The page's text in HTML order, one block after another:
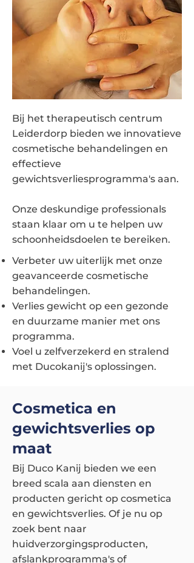
Bij het therapeutisch centrum
Leiderdorp bieden we innovatieve
cosmetische behandelingen en
effectieve
gewichtsverliesprogramma's aan.
Onze deskundige professionals
staan klaar om u te helpen uw
schoonheidsdoelen te bereiken.
Verbeter uw uiterlijk met onze
geavanceerde cosmetische
behandelingen.
Verlies gewicht op een gezonde
en duurzame manier met ons
programma.
Voel u zelfverzekerd en stralend
met Ducokanij's oplossingen.
Cosmetica en
gewichtsverlies op
maat
Bij Duco Kanij bieden we een
breed scala aan diensten en
producten gericht op cosmetica
en gewichtsverlies. Of je nu op
zoek bent naar
huidverzorgingsproducten,
afslankprogramma's of